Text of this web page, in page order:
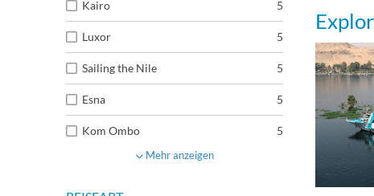
Kairo 5
Luxor 5
Sailing the Nile 5
Esna 5
Kom Ombo 5
Mehr anzeigen